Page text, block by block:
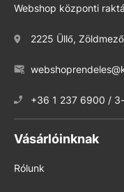
Webshop központi
2225 Üllő,
+36 1 237 6900 /
Vásárlóinknak
Rólunk